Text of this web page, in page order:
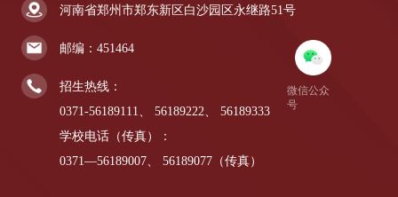
河南省郑州市郑东新区白沙园区永继路51号
邮编：451464
招生热线：
0371-56189111、
56189222、
56189333
学校电话（传真）：
0371—56189007、
56189077（传真）
微信公众
号